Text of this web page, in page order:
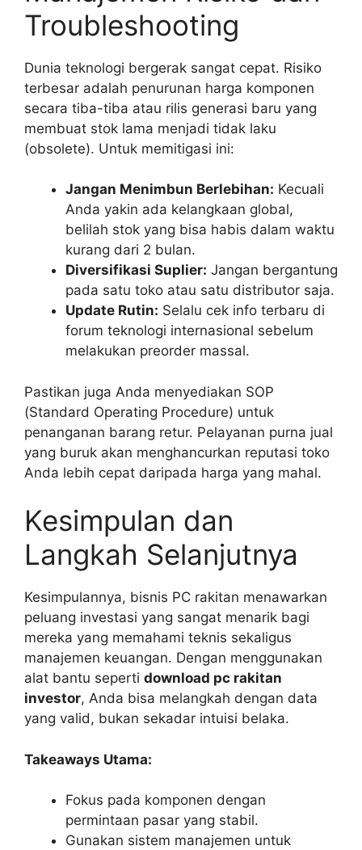
Troubleshooting
Dunia teknologi bergerak sangat cepat. Risiko
terbesar adalah penurunan harga komponen
secara tiba-tiba atau rilis generasi baru yang
membuat stok lama menjadi tidak laku
(obsolete). Untuk memitigasi ini:
Jangan Menimbun Berlebihan: Kecuali
Anda yakin ada kelangkaan global,
belilah stok yang bisa habis dalam waktu
kurang dari 2 bulan.
Diversifikasi Suplier: Jangan bergantung
pada satu toko atau satu distributor saja.
Update Rutin: Selalu cek info terbaru di
forum teknologi internasional sebelum
melakukan preorder massal.
Pastikan juga Anda menyediakan SOP
(Standard Operating Procedure) untuk
penanganan barang retur. Pelayanan purna jual
yang buruk akan menghancurkan reputasi toko
Anda lebih cepat daripada harga yang mahal.
Kesimpulan dan
Langkah Selanjutnya
Kesimpulannya, bisnis PC rakitan menawarkan
peluang investasi yang sangat menarik bagi
mereka yang memahami teknis sekaligus
manajemen keuangan. Dengan menggunakan
alat bantu seperti download pc rakitan
investor, Anda bisa melangkah dengan data
yang valid, bukan sekadar intuisi belaka.
Takeaways Utama:
Fokus pada komponen dengan
permintaan pasar yang stabil.
Gunakan sistem manajemen untuk